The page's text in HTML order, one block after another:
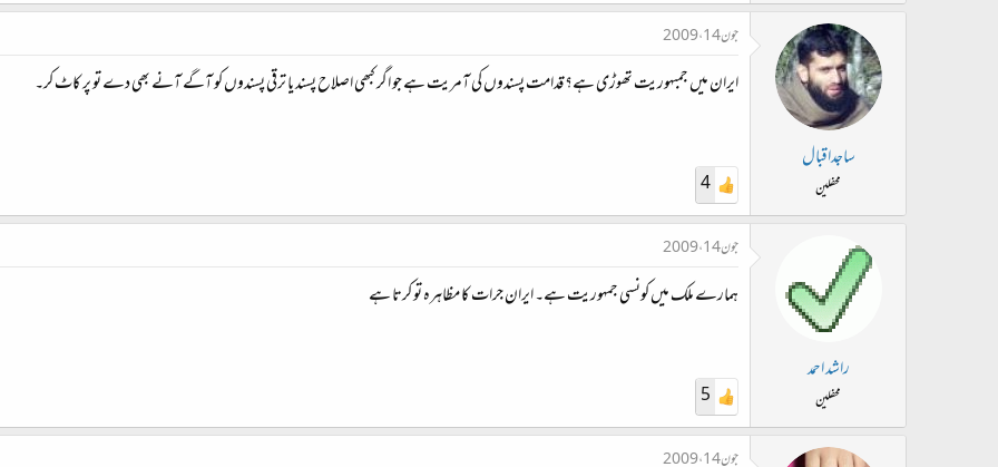
ساجداقبال
محفلین
جون 14، 2009
ایران میں جمبہوریت تھوڑی ہے؟ قدامت پسندوں کی آمریت ہے جو اگر کبھی اصلاح پسند یا ترقی پسندوں کو آگے آنے بھی دے تو پر کاٹ کر۔
4
راشد احمد
محفلین
جون 14، 2009
ہمارے ملک میں کونسی جمہوریت ہے۔ ایران جرات کا مظاہرہ تو کرتا ہے
5
جون 14، 2009